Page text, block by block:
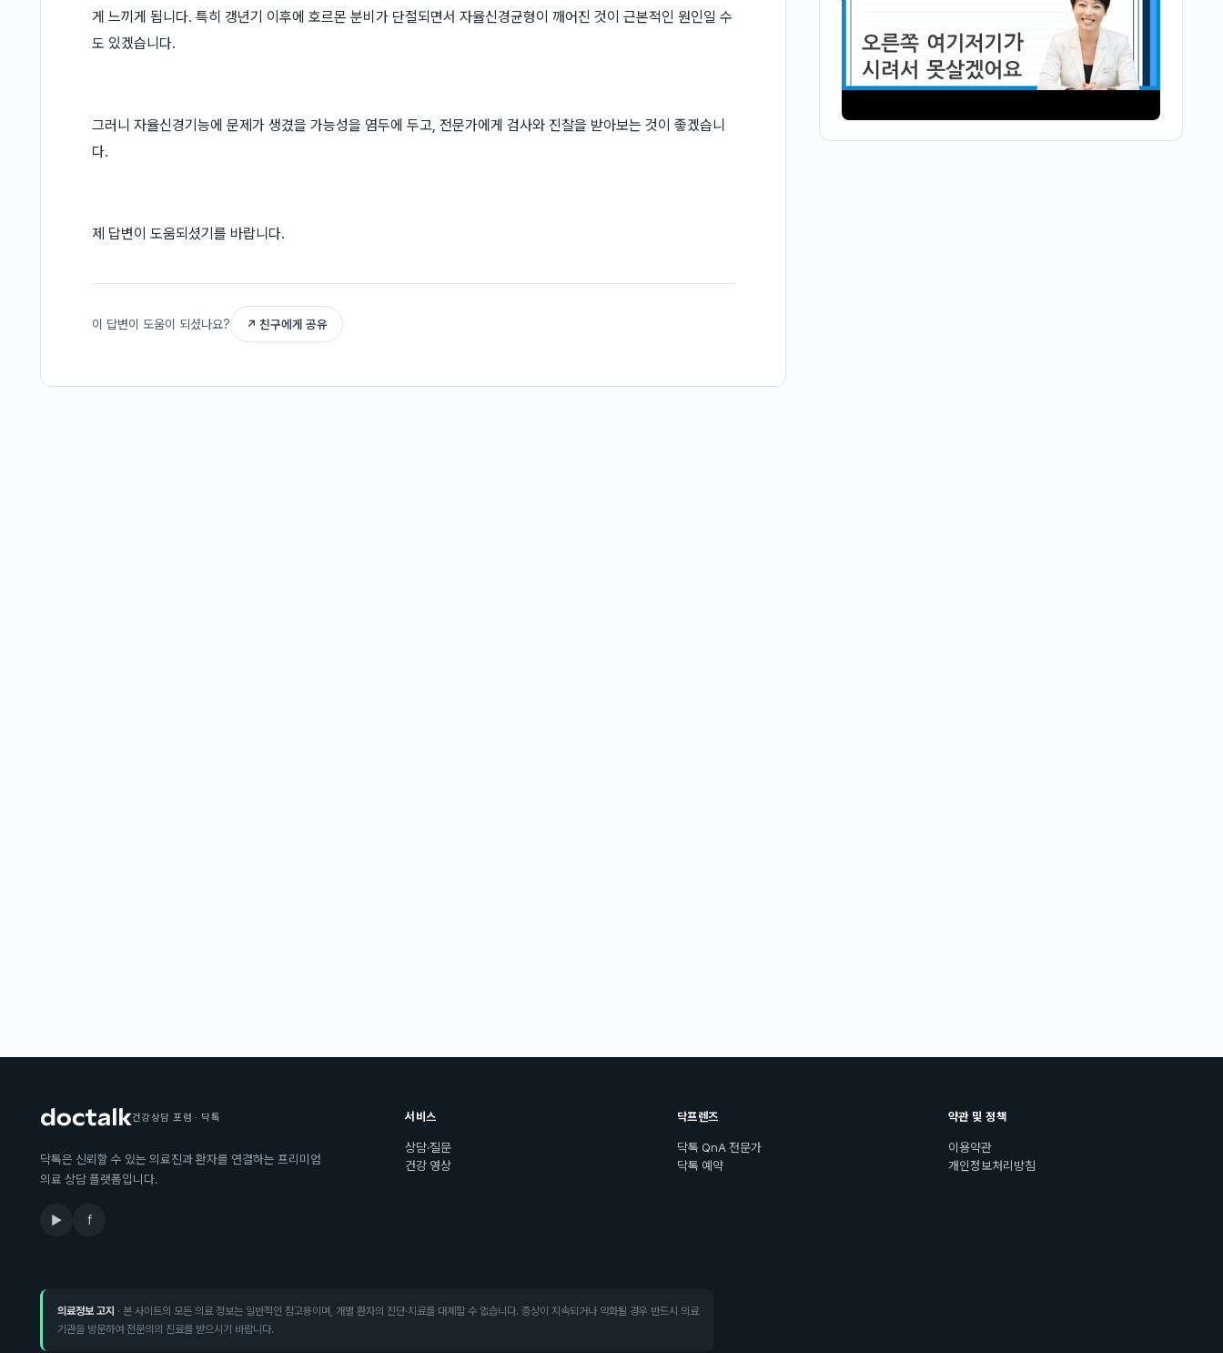
게 느끼게 됩니다. 특히 갱년기 이후에 호르몬 분비가 단절되면서 자율신경균형이 깨어진 것이 근본적인 원인일 수
도 있겠습니다.
그러니 자율신경기능에 문제가 생겼을 가능성을 염두에 두고, 전문가에게 검사와 진찰을 받아보는 것이 좋겠습니
다.
제 답변이 도움되셨기를 바랍니다.
이 답변이 도움이 되셨나요? ↗ 친구에게 공유
건강상담 포럼 · 닥톡
닥톡은 신뢰할 수 있는 의료진과 환자를 연결하는 프리미엄
의료 상담 플랫폼입니다.
▶ f
서비스
상담·질문
건강 영상
닥프렌즈
닥톡 QnA 전문가
닥톡 예약
약관 및 정책
이용약관
개인정보처리방침
의료정보 고지 · 본 사이트의 모든 의료 정보는 일반적인 참고용이며, 개별 환자의 진단·치료를 대체할 수 없습니다. 증상이 지속되거나 악화될 경우 반드시 의료
기관을 방문하여 전문의의 진료를 받으시기 바랍니다.